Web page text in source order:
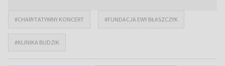
#CHARYTATYWNY KONCERT #FUNDACJA EWY BŁASZCZYK
#KLINIKA BUDZIK